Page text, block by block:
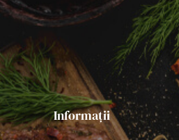
Informații